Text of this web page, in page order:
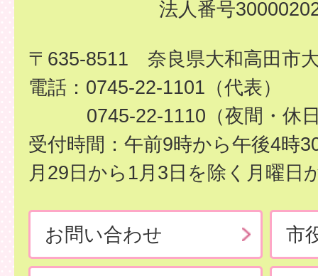
法人番号
〒635-8511 奈良県大和高田市
電話：0745-22-1101（代表）
0745-22-1110（夜間・休
受付時間：午前9時から午後4時
月29日から1月3日を除く月曜日
お問い合わせ 市